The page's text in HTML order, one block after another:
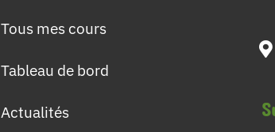
Tous mes cours
Tableau de bord
Actualités